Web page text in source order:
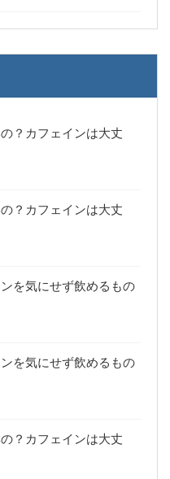
？カフェインは大丈
？カフェインは大丈
を気にせず飲めるもの
を気にせず飲めるもの
？カフェインは大丈